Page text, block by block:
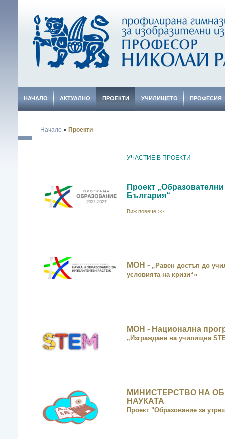
НАЧАЛО АКТУАЛНО ПРОЕКТИ УЧИЛИЩЕТО ПРОФЕСИЯ
Начало » Проекти
УЧАСТИЕ В ПРОЕКТИ
Проект
България“
Виж повече >>
МОН - „Равен достъп до
условията на кризи“»
МОН - Национална
„Изграждане на училищна
МИНИСТЕРСТВО НА
НАУКАТА
Проект "Образование за